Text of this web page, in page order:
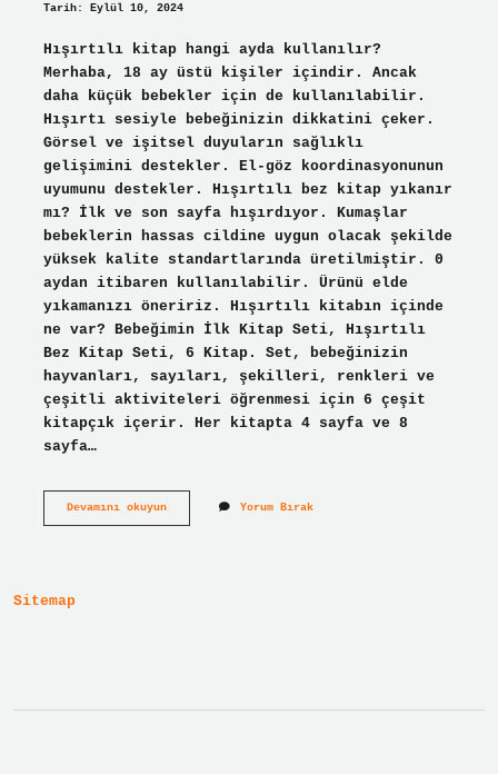
Tarih: Eylül 10, 2024
Hışırtılı kitap hangi ayda kullanılır?
Merhaba, 18 ay üstü kişiler içindir. Ancak
daha küçük bebekler için de kullanılabilir.
Hışırtı sesiyle bebeğinizin dikkatini çeker.
Görsel ve işitsel duyuların sağlıklı
gelişimini destekler. El-göz koordinasyonunun
uyumunu destekler. Hışırtılı bez kitap yıkanır
mı? İlk ve son sayfa hışırdıyor. Kumaşlar
bebeklerin hassas cildine uygun olacak şekilde
yüksek kalite standartlarında üretilmiştir. 0
aydan itibaren kullanılabilir. Ürünü elde
yıkamanızı öneririz. Hışırtılı kitabın içinde
ne var? Bebeğimin İlk Kitap Seti, Hışırtılı
Bez Kitap Seti, 6 Kitap. Set, bebeğinizin
hayvanları, sayıları, şekilleri, renkleri ve
çeşitli aktiviteleri öğrenmesi için 6 çeşit
kitapçık içerir. Her kitapta 4 sayfa ve 8
sayfa…
Devamını okuyunHışırtılı
Yorum Bırak
Sitemap